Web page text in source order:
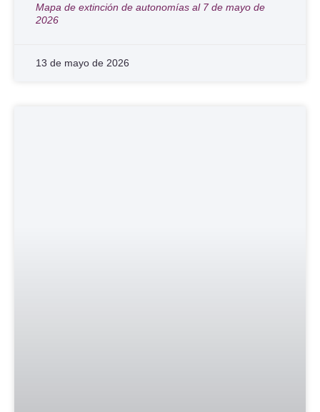
Mapa de extinción de autonomías al 7 de mayo de
2026
13 de mayo de 2026